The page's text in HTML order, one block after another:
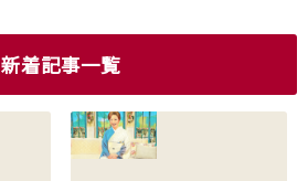
新着記事一覧